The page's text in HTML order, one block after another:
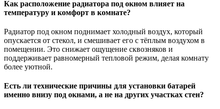
Как расположение радиатора под окном влияет на
температуру и комфорт в комнате?
Радиатор под окном поднимает холодный воздух, который
опускается от стекол, и смешивает его с тёплым воздухом в
помещении. Это снижает ощущение сквозняков и
поддерживает равномерный тепловой режим, делая комнату
более уютной.
Есть ли технические причины для установки батарей
именно внизу под окнами, а не на других участках стен?